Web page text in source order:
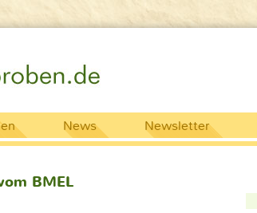
News Newsletter
BMEL